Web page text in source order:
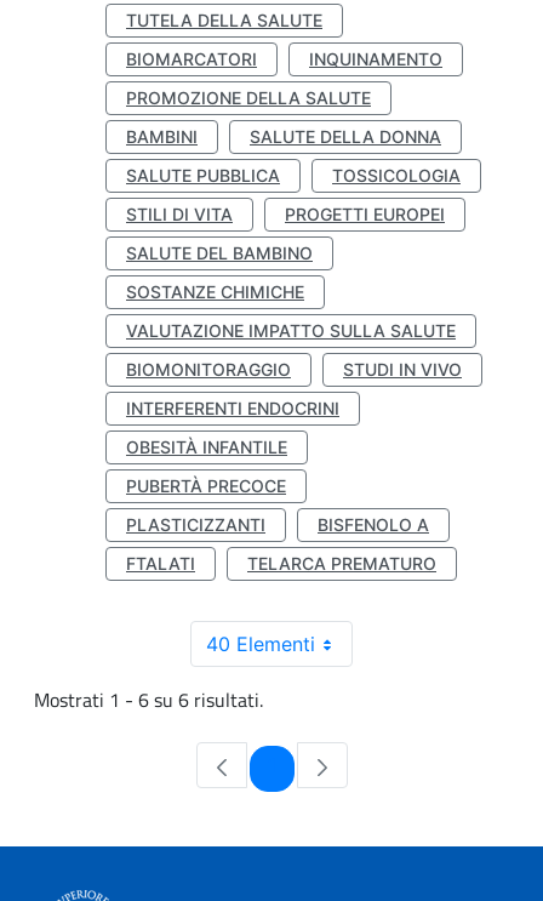
TUTELA DELLA SALUTE
BIOMARCATORI
INQUINAMENTO
PROMOZIONE DELLA SALUTE
BAMBINI
SALUTE DELLA DONNA
SALUTE PUBBLICA
TOSSICOLOGIA
STILI DI VITA
PROGETTI EUROPEI
SALUTE DEL BAMBINO
SOSTANZE CHIMICHE
VALUTAZIONE IMPATTO SULLA SALUTE
BIOMONITORAGGIO
STUDI IN VIVO
INTERFERENTI ENDOCRINI
OBESITÀ INFANTILE
PUBERTÀ PRECOCE
PLASTICIZZANTI
BISFENOLO A
FTALATI
TELARCA PREMATURO
40 Elementi
Mostrati 1 - 6 su 6 risultati.
Pagina